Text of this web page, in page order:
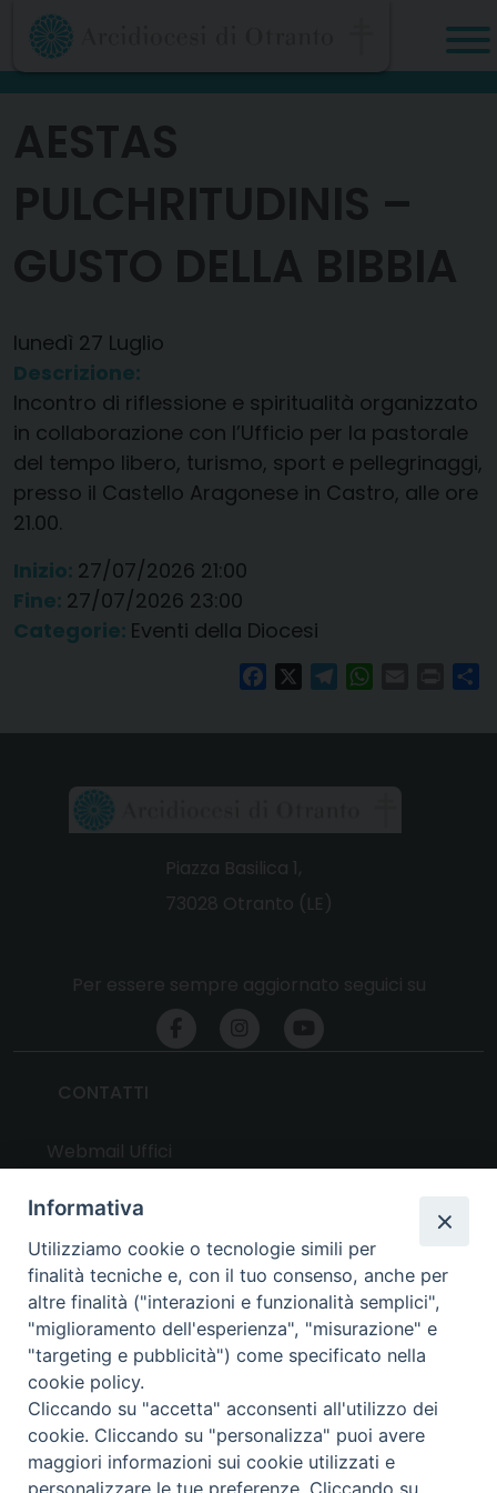
Skip
content
AESTAS
PULCHRITUDINIS –
GUSTO DELLA BIBBIA
lunedì 27 Luglio
Descrizione:
Incontro di riflessione e spiritualità organizzato
in collaborazione con l’Ufficio per la pastorale
del tempo libero, turismo, sport e pellegrinaggi,
presso il Castello Aragonese in Castro, alle ore
21.00.
Inizio: 27/07/2026 21:00
Fine: 27/07/2026 23:00
Categorie: Eventi della Diocesi
FacebookTelegramWhatsAppPrint
UTILITY
News
Altri articoli
Notizie nazionali
Download
Amministrazione Trasparente
Informativa
Utilizziamo cookie o tecnologie simili per
finalità tecniche e, con il tuo consenso, anche per
altre finalità ("interazioni e funzionalità semplici",
"miglioramento dell'esperienza", "misurazione" e
"targeting e pubblicità") come specificato nella
cookie policy.
Cliccando su "accetta" acconsenti all'utilizzo dei
cookie. Cliccando su "personalizza" puoi avere
maggiori informazioni sui cookie utilizzati e